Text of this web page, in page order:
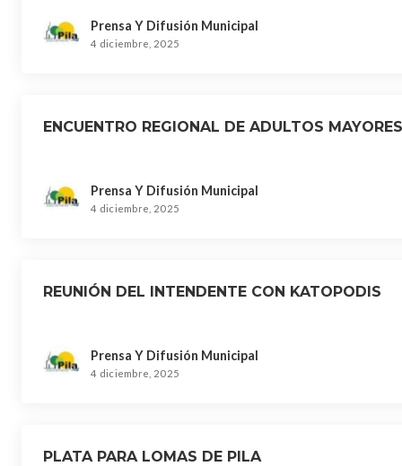
Prensa Y Difusión Municipal
4 diciembre, 2025
ENCUENTRO REGIONAL DE ADULTOS MAYORES
Prensa Y Difusión Municipal
4 diciembre, 2025
REUNIÓN DEL INTENDENTE CON KATOPODIS
Prensa Y Difusión Municipal
4 diciembre, 2025
PLATA PARA LOMAS DE PILA